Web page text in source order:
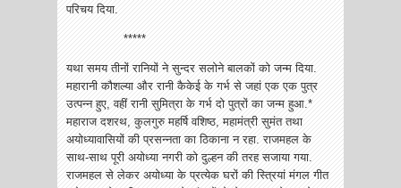
परिचय दिया.
*****
यथा समय तीनों रानियों ने सुन्दर सलोने बालकों को जन्म दिया.
महारानी कौशल्या और रानी कैकेई के गर्भ से जहां एक एक पुत्र
उत्पन्न हुए, वहीं रानी सुमित्रा के गर्भ दो पुत्रों का जन्म हुआ.*
महाराज दशरथ, कुलगुरु महर्षि वशिष्ठ, महामंत्री सुमंत तथा
अयोध्यावासियों की प्रसन्नता का ठिकाना न रहा. राजमहल के
साथ-साथ पूरी अयोध्या नगरी को दुल्हन की तरह सजाया गया.
राजमहल से लेकर अयोध्या के प्रत्येक घरों की स्त्रियां मंगल गीत